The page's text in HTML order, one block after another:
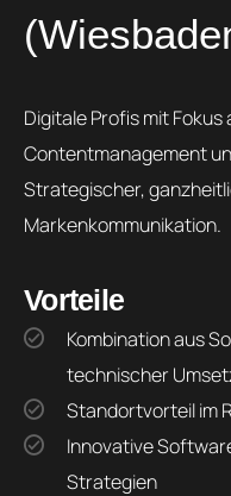
Digitale Profis mit Fokus
Contentmanagement
Strategischer,
Markenkommunikation.
Vorteile
Kombination aus Social Media, Content und
technischer
Standortvorteil im
Innovative Softwaretools zur Begleitung der
Strategien